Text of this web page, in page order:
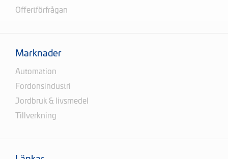
Offertförfrågan
Marknader
Automation
Fordonsindustri
Jordbruk & livsmedel
Tillverkning